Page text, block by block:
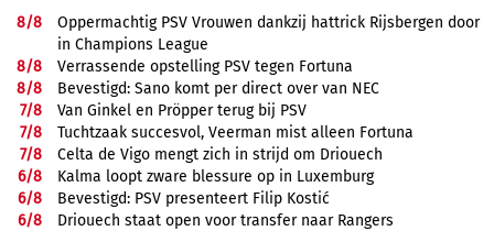
8/8
Oppermachtig PSV Vrouwen dankzij hattrick Rijsbergen door
in Champions League
8/8
Verrassende opstelling PSV tegen Fortuna
8/8
Bevestigd: Sano komt per direct over van NEC
7/8
Van Ginkel en Pröpper terug bij PSV
7/8
Tuchtzaak succesvol, Veerman mist alleen Fortuna
7/8
Celta de Vigo mengt zich in strijd om Driouech
6/8
Kalma loopt zware blessure op in Luxemburg
6/8
Bevestigd: PSV presenteert Filip Kostić
6/8
Driouech staat open voor transfer naar Rangers